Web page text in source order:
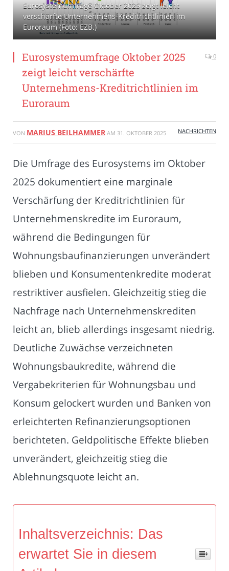
Eurosystemumfrage Oktober 2025 zeigt leicht
verschärfte Unternehmens-Kreditrichtlinien im
Euroraum (Foto: EZB.)
Eurosystemumfrage Oktober 2025
zeigt leicht verschärfte
Unternehmens-Kreditrichtlinien im
Euroraum
0
VON MARIUS BEILHAMMER AM 31. OKTOBER 2025 NACHRICHTEN
Die Umfrage des Eurosystems im Oktober
2025 dokumentiert eine marginale
Verschärfung der Kreditrichtlinien für
Unternehmenskredite im Euroraum,
während die Bedingungen für
Wohnungsbaufinanzierungen unverändert
blieben und Konsumentenkredite moderat
restriktiver ausfielen. Gleichzeitig stieg die
Nachfrage nach Unternehmenskrediten
leicht an, blieb allerdings insgesamt niedrig.
Deutliche Zuwächse verzeichneten
Wohnungsbaukredite, während die
Vergabekriterien für Wohnungsbau und
Konsum gelockert wurden und Banken von
erleichterten Refinanzierungsoptionen
berichteten. Geldpolitische Effekte blieben
unverändert, gleichzeitig stieg die
Ablehnungsquote leicht an.
Inhaltsverzeichnis: Das
erwartet Sie in diesem